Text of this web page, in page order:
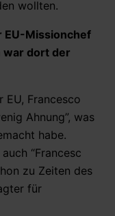
wollten.
EU-Missionchef
war dort der
EU, Francesco
Ahnung”, was
habe.
“Francesc
zu Zeiten des
für